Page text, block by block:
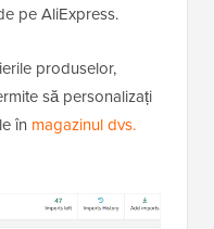
pe AliExpress.
produselor,
să personalizați
în magazinul dvs.